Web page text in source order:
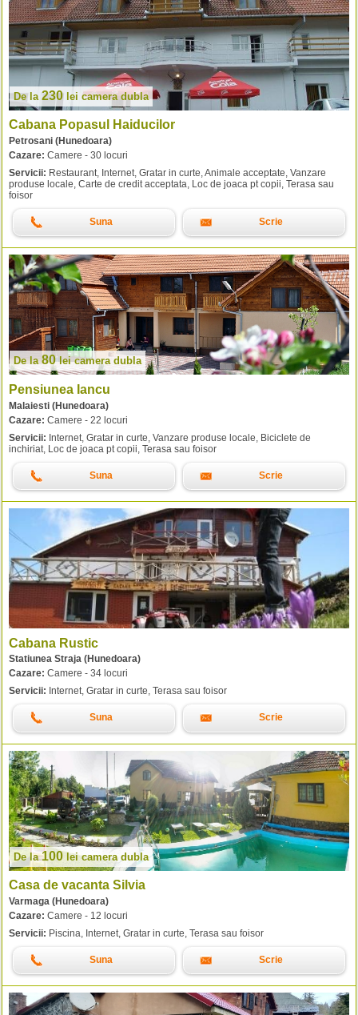
De la 230 lei camera dubla
Cabana Popasul Haiducilor
Petrosani (Hunedoara)
Cazare: Camere - 30 locuri
Servicii: Restaurant, Internet, Gratar in curte, Animale acceptate, Vanzare
produse locale, Carte de credit acceptata, Loc de joaca pt copii, Terasa sau
foisor
Suna Scrie
De la 80leicamera dubla
Pensiunea Iancu
Malaiesti (Hunedoara)
Cazare: Camere - 22 locuri
Servicii: Internet, Gratar in curte, Vanzare produse locale, Biciclete de
inchiriat, Loc de joaca pt copii, Terasa sau foisor
Suna Scrie
Cabana Rustic
Statiunea Straja (Hunedoara)
Cazare: Camere - 34 locuri
Servicii: Internet, Gratar in curte, Terasa sau foisor
Suna Scrie
De la100 leicamera dubla
Casa de vacanta Silvia
Varmaga (Hunedoara)
Cazare: Camere - 12 locuri
Servicii: Piscina, Internet, Gratar in curte, Terasa sau foisor
Suna Scrie